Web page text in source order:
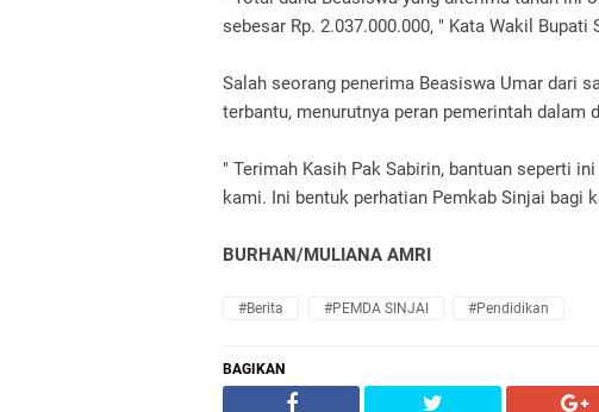
sebesar Rp. 2.037.000.000, " Kata Wakil
Salah seorang penerima Beasiswa Umar dari
terbantu, menurutnya peran pemerintah dalam
" Terimah Kasih Pak Sabirin, bantuan seperti
kami. Ini bentuk perhatian Pemkab Sinjai bagi
BURHAN/MULIANA AMRI
#Berita #PEMDA SINJAI #Pendidikan
BAGIKAN